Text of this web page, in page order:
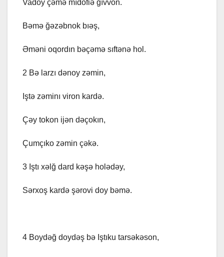
Vadoy çəmə mıdofiə ğıvvon.
Bəmə ğəzəbnok bıəş,
Əməni oqordın bəçəmə sıftənə hol.
2 Bə larzı dənoy zəmin,
Iştə zəminı viron kardə.
Çəy tokon ijən dəçokın,
Çumçıko zəmin çəkə.
3 Iştı xəlğ dard kəşə holədəy,
Sərxoş kardə şərovi doy bəmə.
4 Boydəğ doydəş bə Iştıku tarsəkəson,